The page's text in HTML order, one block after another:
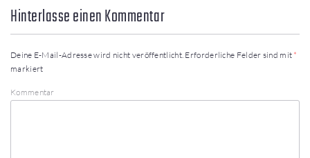
Hinterlasse einen Kommentar
Deine E-Mail-Adresse wird nicht veröffentlicht. Erforderliche Felder sind mit *
markiert
Kommentar